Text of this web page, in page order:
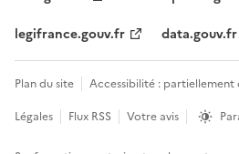
legifrance.gouv.fr
data.gouv.fr
Plan du site Accessibilité :
Légales
Flux RSS Votre avis